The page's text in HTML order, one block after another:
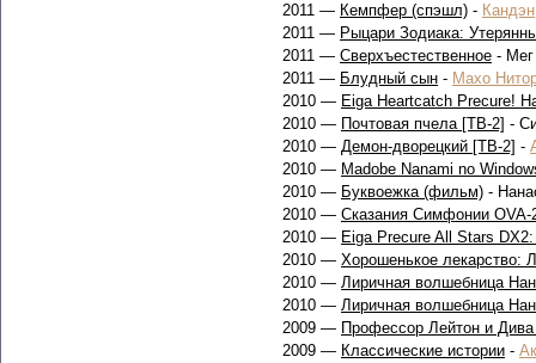
2011 — Кемпфер (спэшл) - Кандэн
2011 — Рыцари Зодиака:
2011 — Сверхъестественное -
2011 — Блудный сын - Махо
2010 — Eiga Heartcatch Precure!
2010 — Почтовая пчела [ТВ-2] -
2010 — Демон-дворецкий [ТВ-2] -
2010 — Madobe Nanami no
2010 — Буквоежка (фильм) -
2010 — Сказания Симфонии OVA-
2010 — Eiga Precure All Stars
2010 — Хорошенькое лекарство:
2010 — Лиричная волшебница
2010 — Лиричная волшебница
2009 — Профессор Лейтон и Дива
2009 — Классические истории -